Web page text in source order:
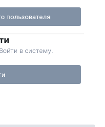
пользователя
в систему.